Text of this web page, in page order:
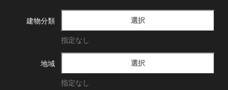
建物分類 選択
指定なし
地域 選択
指定なし